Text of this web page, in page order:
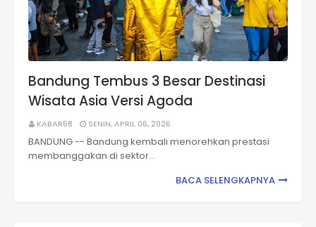
Bandung Tembus 3 Besar Destinasi
Wisata Asia Versi Agoda
KABAR58 SENIN, APRIL 06, 2026
BANDUNG -- Bandung kembali menorehkan prestasi
membanggakan di sektor…
BACA SELENGKAPNYA